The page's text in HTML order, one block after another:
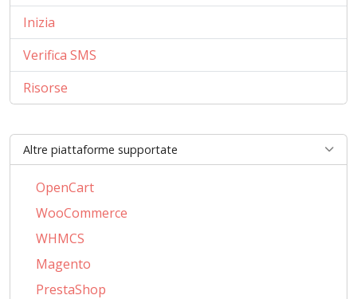
Inizia
Verifica SMS
Risorse
Altre piattaforme supportate
OpenCart
WooCommerce
WHMCS
Magento
PrestaShop